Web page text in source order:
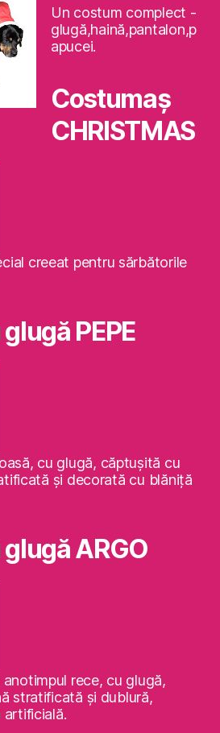
Un costum complect -
glugă,haină,pantalon,p
apucei.
Costumaş
CHRISTMAS
creeat pentru sărbătorile
PEPE
cu glugă, căptuşită cu
şi decorată cu blăniţă
ARGO
rece, cu glugă,
stratificată şi dublură,